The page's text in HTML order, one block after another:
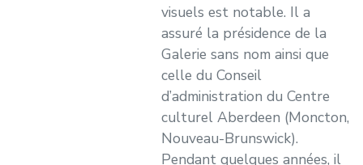
visuels est notable. Il a
assuré la présidence de la
Galerie sans nom ainsi que
celle du Conseil
d’administration du Centre
culturel Aberdeen (Moncton,
Nouveau-Brunswick).
Pendant quelques années, il